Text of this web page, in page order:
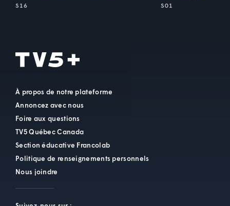
S16 S01
À propos de notre plateforme
Annoncez avec nous
Foire aux questions
TV5 Québec Canada
Section éducative Francolab
Politique de renseignements personnels
Nous joindre